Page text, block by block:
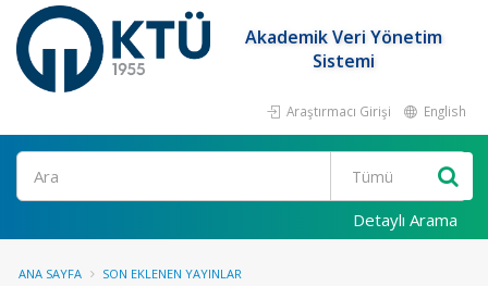
Akademik Veri Yönetim
Sistemi
Araştırmacı Girişi English
Ara
Detaylı Arama
ANA SAYFA SON EKLENEN YAYINLAR